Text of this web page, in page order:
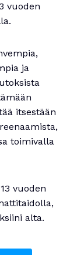
vuoden
ja
itsestään
toimivalla
vuoden
alta.